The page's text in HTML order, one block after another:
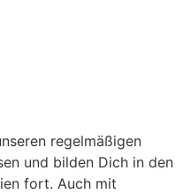
regelmäßigen
und bilden Dich in den
fort. Auch mit